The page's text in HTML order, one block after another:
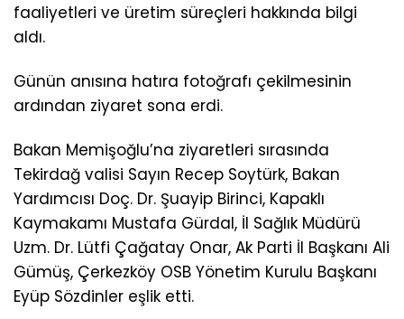
faaliyetleri ve üretim süreçleri hakkında bilgi
aldı.
Günün anısına hatıra fotoğrafı çekilmesinin
ardından ziyaret sona erdi.
Bakan Memişoğlu’na ziyaretleri sırasında
Tekirdağ valisi Sayın Recep Soytürk, Bakan
Yardımcısı Doç. Dr. Şuayip Birinci, Kapaklı
Kaymakamı Mustafa Gürdal, İl Sağlık Müdürü
Uzm. Dr. Lütfi Çağatay Onar, Ak Parti İl Başkanı Ali
Gümüş, Çerkezköy OSB Yönetim Kurulu Başkanı
Eyüp Sözdinler eşlik etti.